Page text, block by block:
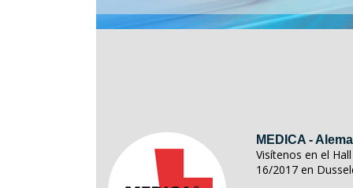
MEDICA -
Visítenos en el
16/2017 en